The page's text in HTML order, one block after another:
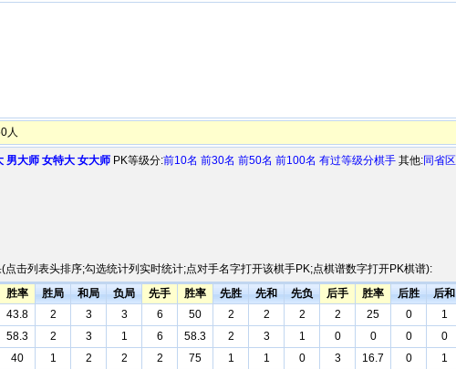
人
男大师 女特大 女大师 PK等级分:前10名 前30名 前50名 前100名 有过等级分棋手 其他:同省区
击列表头排序;勾选统计列实时统计;点对手名字打开该棋手PK;点棋谱数字打开PK棋谱):
胜率
胜局 和局 负局 先手 胜率 先胜 先和 先负 后手 胜率 后胜 后和
43.8
2 3 3 6 50 2 2 2 2 25 0 1
58.3
2 3 1 6 58.3 2 3 1 0 0 0 0
40
1 2 2 2 75 1 1 0 3 16.7 0 1